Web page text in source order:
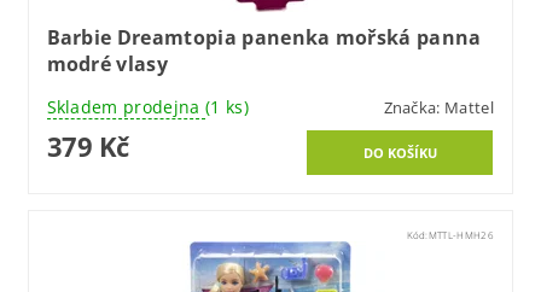
Barbie Dreamtopia panenka mořská panna
modré vlasy
Skladem prodejna (1 ks) Značka: Mattel
379 Kč
Kód: MTTL-HMH26